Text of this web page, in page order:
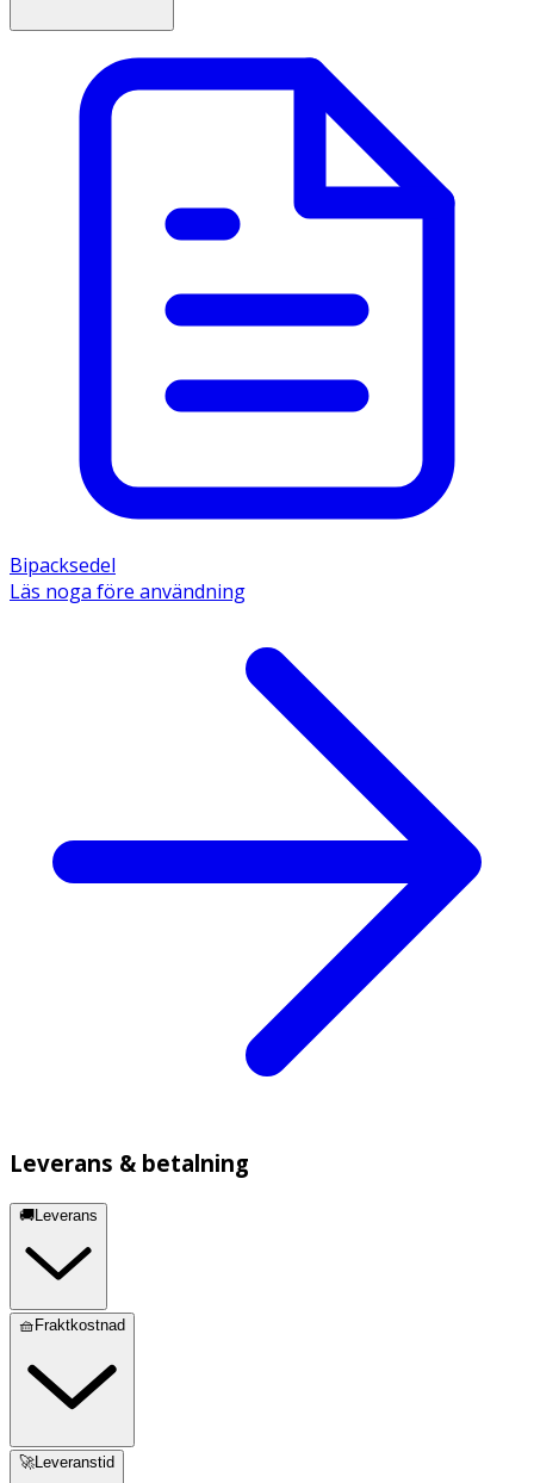
Bipacksedel
Läs noga före användning
Leverans & betalning
🚚Leverans
🧺Fraktkostnad
🚀Leveranstid